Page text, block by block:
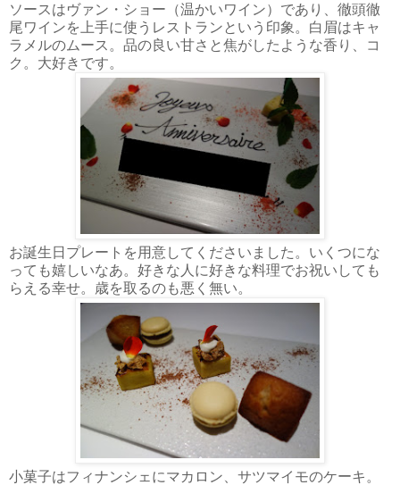
ソースはヴァン・ショー（温かいワイン）であり、徹頭徹
尾ワインを上手に使うレストランという印象。白眉はキャ
ラメルのムース。品の良い甘さと焦がしたような香り、コ
ク。大好きです。
お誕生日プレートを用意してくださいました。いくつにな
っても嬉しいなあ。好きな人に好きな料理でお祝いしても
らえる幸せ。歳を取るのも悪く無い。
小菓子はフィナンシェにマカロン、サツマイモのケーキ。